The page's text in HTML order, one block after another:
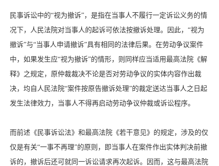
民事诉讼中的“视为撤诉”，是指在当事人不履行一定诉讼义务的情
况下，人民法院对当事人的起诉可依法按撤诉处理。因此，“视为
撤诉”与“当事人申请撤诉”具有相同的法律后果。在劳动争议案件
中，如果发生应“视为撤诉”的情形，则同样应当适用最高法院《解
释》之规定，原仲裁裁决不论是否对劳动争议的实体内容作出裁
决，均自人民法院“案件按原告撤诉处理”的裁定送达当事人之日起
发生法律效力，当事人不得再启动劳动争议仲裁或诉讼程序。
而前述《民事诉讼法》和最高法院《若干意见》的规定，涉及的仅
仅是有关“一事不再理”的原则，即当事人在案件作出实体判决前撤
诉的，撤诉后还可就同一诉讼请求再次起诉。因而，这与最高法院